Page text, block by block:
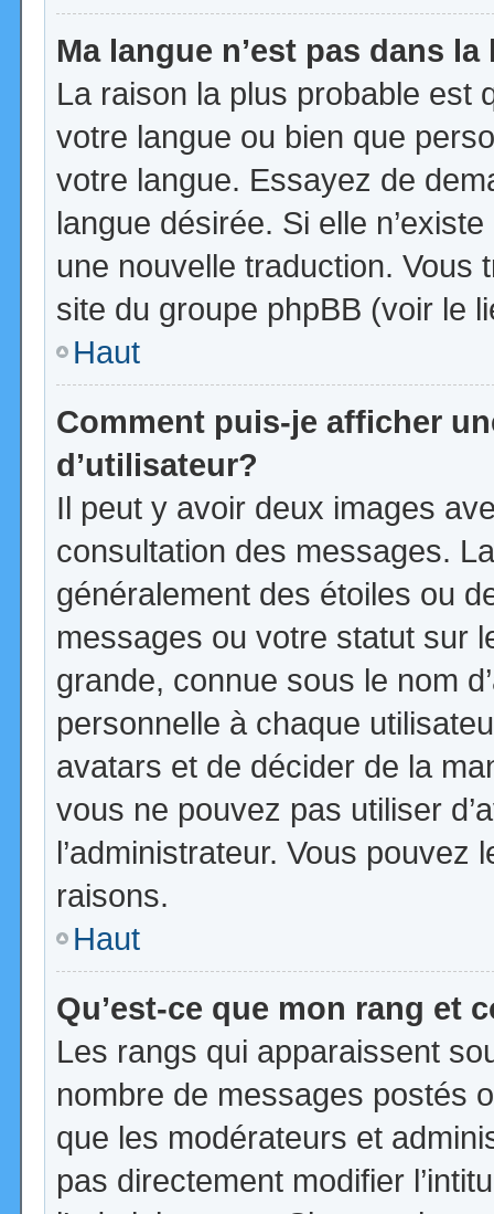
Ma langue n’est pas dans la
La raison la plus probable est
votre langue ou bien que
votre langue. Essayez de
langue désirée. Si elle
une nouvelle traduction. Vous
site du groupe phpBB (voir le
Haut
Comment puis-je afficher
d’utilisateur?
Il peut y avoir deux images
consultation des messages.
généralement des étoiles ou
messages ou votre statut sur
grande, connue sous le nom
personnelle à chaque
avatars et de décider de la
vous ne pouvez pas utiliser
l’administrateur. Vous
raisons.
Haut
Qu’est-ce que mon rang et
Les rangs qui apparaissent
nombre de messages postés
que les modérateurs et
pas directement modifier